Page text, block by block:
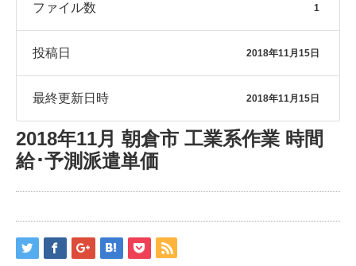
ファイル数 1
投稿日 2018年11月15日
最終更新日時 2018年11月15日
2018年11月 朝倉市 工業系作業 時間
給･予測派遣単価